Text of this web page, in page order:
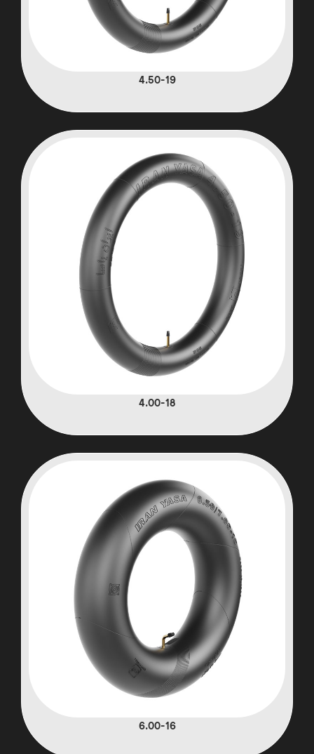
4.50-19
4.00-18
6.00-16